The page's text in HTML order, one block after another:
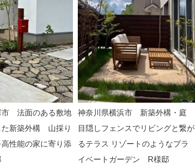
市 法面のある敷地
た新築外構 山採り
性能の家に寄り添
神奈川県横浜市 新築外構・庭
目隠しフェンスでリビングと繋が
るテラス リゾートのようなプラ
イベートガーデン R様邸